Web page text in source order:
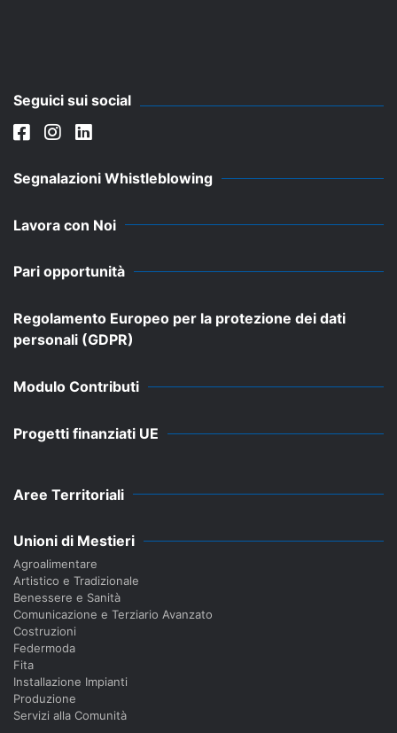
Seguici sui social
Segnalazioni Whistleblowing
Lavora con Noi
Pari opportunità
Regolamento Europeo per la protezione dei dati
personali (GDPR)
Modulo Contributi
Progetti finanziati UE
Aree Territoriali
Unioni di Mestieri
Agroalimentare
Artistico e Tradizionale
Benessere e Sanità
Comunicazione e Terziario Avanzato
Costruzioni
Federmoda
Fita
Installazione Impianti
Produzione
Servizi alla Comunità